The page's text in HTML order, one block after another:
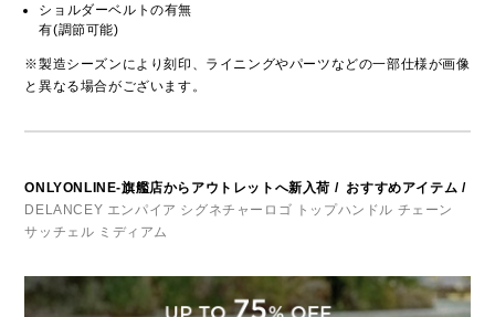
ショルダーベルトの有無
有(調節可能)
※製造シーズンにより刻印、ライニングやパーツなどの一部仕様が画像
と異なる場合がございます。
ONLYONLINE-旗艦店からアウトレットへ新入荷 / おすすめアイテム /
DELANCEY エンパイア シグネチャーロゴ トップハンドル チェーン
サッチェル ミディアム